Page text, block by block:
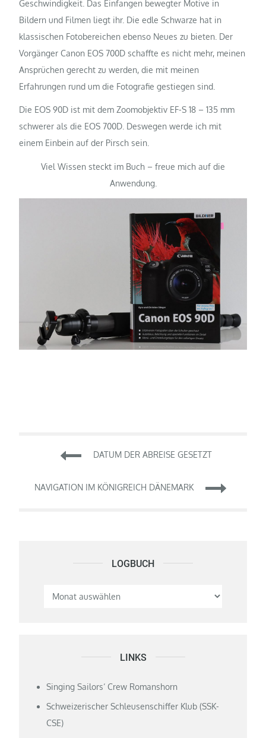
Geschwindigkeit. Das Einfangen bewegter Motive in
Bildern und Filmen liegt ihr. Die edle Schwarze hat in
klassischen Fotobereichen ebenso Neues zu bieten. Der
Vorgänger Canon EOS 700D schaffte es nicht mehr, meinen
Ansprüchen gerecht zu werden, die mit meinen
Erfahrungen rund um die Fotografie gestiegen sind.
Die EOS 90D ist mit dem Zoomobjektiv EF-S 18 – 135 mm
schwerer als die EOS 700D. Deswegen werde ich mit
einem Einbein auf der Pirsch sein.
Viel Wissen steckt im Buch – freue mich auf die
Anwendung.
Beitragsnavigation
DATUM DER ABREISE GESETZT
NAVIGATION IM KÖNIGREICH DÄNEMARK
LOGBUCH Logbuch
LINKS
Singing Sailors‘ Crew Romanshorn
Schweizerischer Schleusenschiffer Klub (SSK-
CSE)